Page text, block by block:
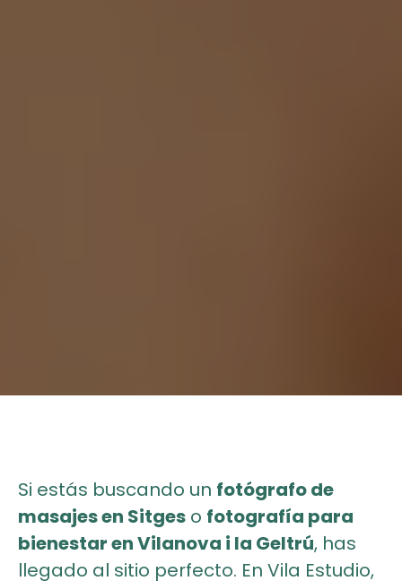
Si estás buscando un fotógrafo de
masajes en Sitges o fotografía para
bienestar en Vilanova i la Geltrú, has
llegado al sitio perfecto. En Vila Estudio,